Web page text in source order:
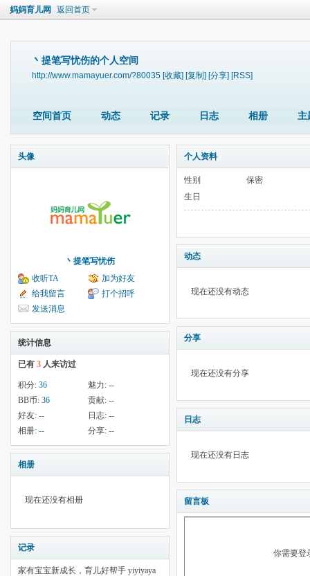
妈妈育儿网 返回首页
丶提笔写忧伤的个人空间
http://www.mamayuer.com/?80035 [收藏] [复制] [分享] [RSS]
空间首页 动态 记录 日志 相册 主
头像
丶提笔写忧伤
收听TA
加为好友
给我留言
打个招呼
发送消息
统计信息
已有 3 人来访过
积分: 36 魅力:--
BB币: 36 贡献:--
好友: -- 日志:--
相册: -- 分享:--
相册
现在还没有相册
记录
家有宝宝新成长，育儿好帮手 yiyiyaya
个人资料
性别
保密
生日
动态
现在还没有动态
分享
现在还没有分享
日志
现在还没有日志
留言板
你需要登